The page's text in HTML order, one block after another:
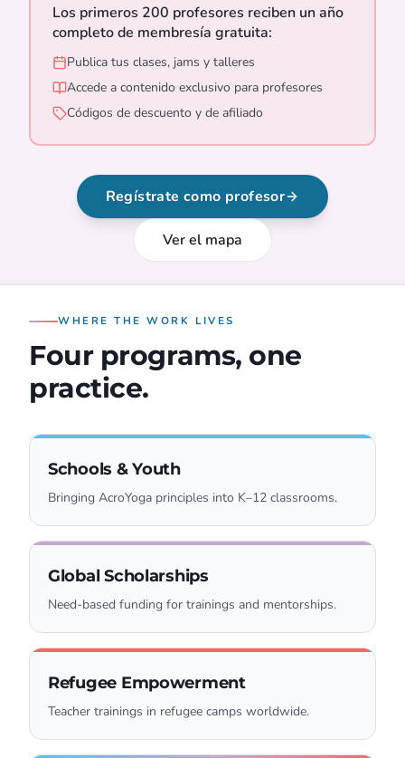
Los primeros 200 profesores reciben un año
completo de membresía gratuita:
Publica tus clases, jams y talleres
Accede a contenido exclusivo para profesores
Códigos de descuento y de afiliado
Regístrate como profesor
Ver el mapa
WHERE THE WORK LIVES
Four programs, one
practice.
Schools & Youth
Bringing AcroYoga principles into K–12 classrooms.
Global Scholarships
Need-based funding for trainings and mentorships.
Refugee Empowerment
Teacher trainings in refugee camps worldwide.